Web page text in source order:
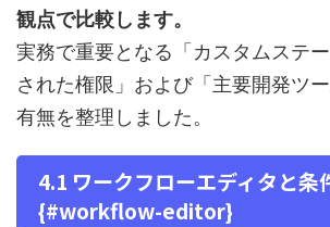
観点で比較します。
実務で重要となる「カスタムステ
された権限」および「主要開発ツ
有無を整理しました。
4.1 ワークフローエディタと条
{#workflow-editor}